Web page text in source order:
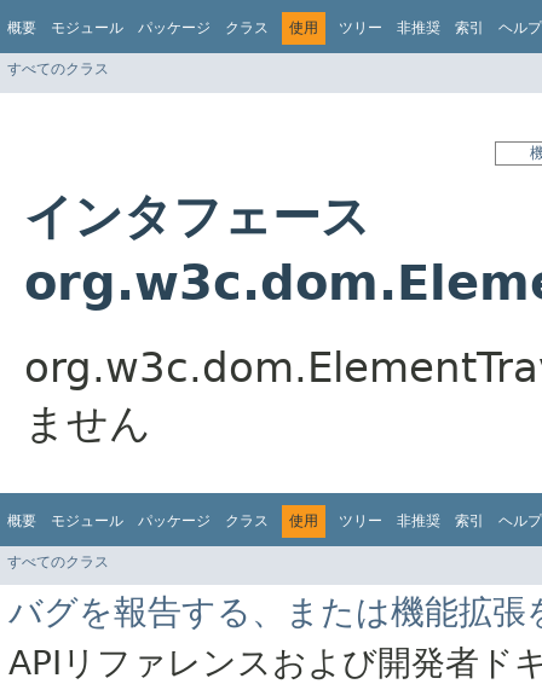
概要 モジュール パッケージ クラス 使用 ツリー 非推奨 索引 ヘルプ
すべてのクラス
インタフェース
ません
概要 モジュール パッケージ クラス 使用 ツリー 非推奨 索引 ヘルプ
すべてのクラス
バグを報告する、または機能拡張
APIリファレンスおよび開発者ド